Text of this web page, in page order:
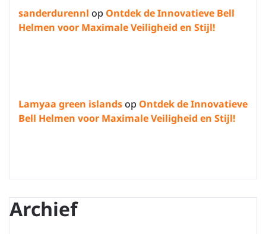
sanderdurennl op Ontdek de Innovatieve Bell
Helmen voor Maximale Veiligheid en Stijl!
Lamyaa green islandsop Ontdek de Innovatieve
Bell Helmen voor Maximale Veiligheid en Stijl!
Archief